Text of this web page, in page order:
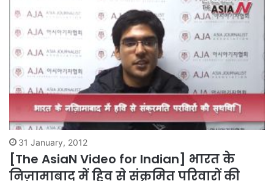
31 January, 2012
[The AsiaN Video for Indian] भारत के
निज़ामाबाद में हिव से संक्रमित परिवारों की